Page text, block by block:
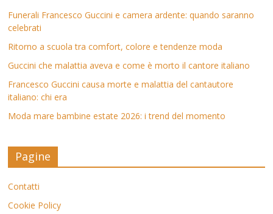
Funerali Francesco Guccini e camera ardente: quando saranno
celebrati
Ritorno a scuola tra comfort, colore e tendenze moda
Guccini che malattia aveva e come è morto il cantore italiano
Francesco Guccini causa morte e malattia del cantautore
italiano: chi era
Moda mare bambine estate 2026: i trend del momento
Pagine
Contatti
Cookie Policy